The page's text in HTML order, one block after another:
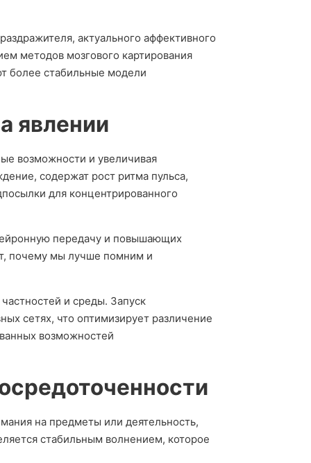
актуального аффективного
методов мозгового картирования
более стабильные модели
явлении
возможности и увеличивая
содержат рост ритма пульса,
для концентрированного
передачу и повышающих
почему мы лучше помним и
и среды. Запуск
сетях, что оптимизирует различение
возможностей
на предметы или деятельность,
стабильным волнением, которое